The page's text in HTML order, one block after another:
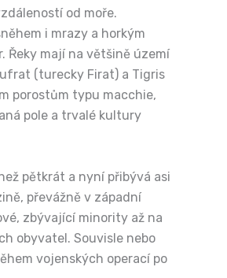
od moře.
i mrazy a horkým
Řeky mají na většině území
(turecky Firat) a Tigris
porostům typu macchie,
pole a trvalé kultury
pětkrát a nyní přibývá asi
převážně v západní
zbývající minority až na
obyvatel. Souvisle nebo
vojenských operací po